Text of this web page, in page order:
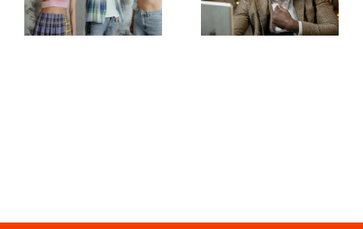
til at skabe
TikTok
LinkedIn for
at bevare